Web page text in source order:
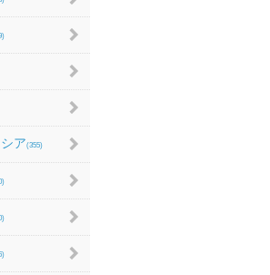
ア(355)